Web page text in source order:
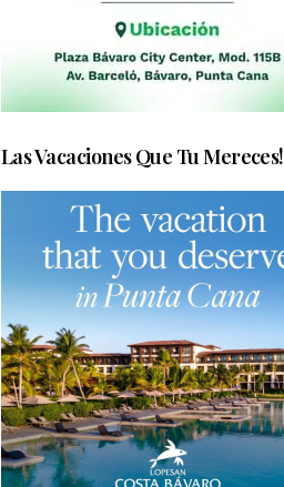
Las Vacaciones Que Tu Mereces!